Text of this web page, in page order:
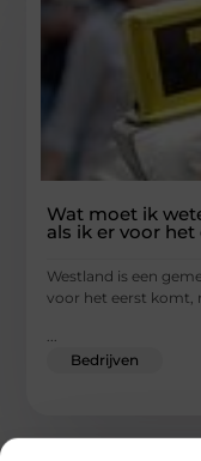
Wat moet ik
als ik er voor
Westland is een
voor het eerst komt,
...
Bedrijven